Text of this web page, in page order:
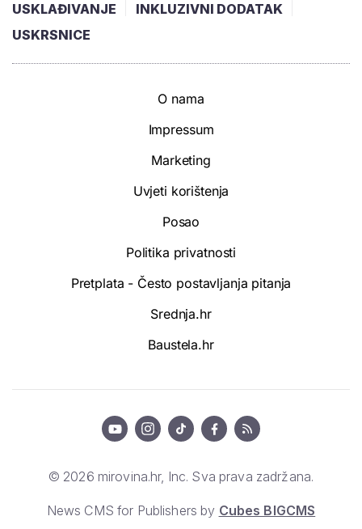
USKLAĐIVANJE
INKLUZIVNI DODATAK
USKRSNICE
O nama
Impressum
Marketing
Uvjeti korištenja
Posao
Politika privatnosti
Pretplata - Često postavljanja pitanja
Srednja.hr
Baustela.hr
© 2026 mirovina.hr, Inc. Sva prava zadržana.
News CMS for Publishers by Cubes BIGCMS